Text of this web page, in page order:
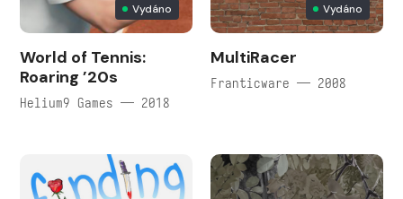
Vydáno
World of Tennis:
Roaring ’20s
Helium9 Games — 2018
Vydáno
MultiRacer
Franticware — 2008